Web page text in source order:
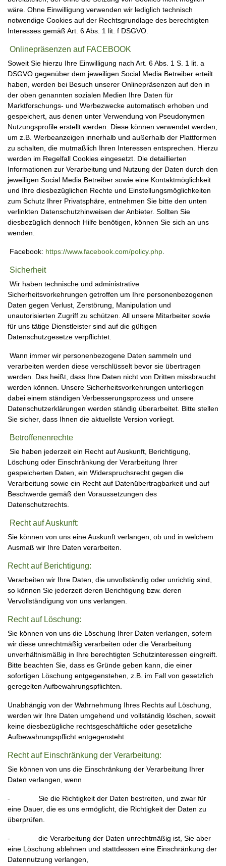
wäre. Ohne Einwilligung verwenden wir lediglich technisch
notwendige Cookies auf der Rechtsgrundlage des berechtigten
Interesses gemäß Art. 6 Abs. 1 lit. f DSGVO.
Onlinepräsenzen auf FACEBOOK
Soweit Sie hierzu Ihre Einwilligung nach Art. 6 Abs. 1 S. 1 lit. a
DSGVO gegenüber dem jeweiligen Social Media Betreiber erteilt
haben, werden bei Besuch unserer Onlinepräsenzen auf den in
der oben genannten sozialen Medien Ihre Daten für
Marktforschungs- und Werbezwecke automatisch erhoben und
gespeichert, aus denen unter Verwendung von Pseudonymen
Nutzungsprofile erstellt werden. Diese können verwendet werden,
um z.B. Werbeanzeigen innerhalb und außerhalb der Plattformen
zu schalten, die mutmaßlich Ihren Interessen entsprechen. Hierzu
werden im Regelfall Cookies eingesetzt. Die detaillierten
Informationen zur Verarbeitung und Nutzung der Daten durch den
jeweiligen Social Media Betreiber sowie eine Kontaktmöglichkeit
und Ihre diesbezüglichen Rechte und Einstellungsmöglichkeiten
zum Schutz Ihrer Privatsphäre, entnehmen Sie bitte den unten
verlinkten Datenschutzhinweisen der Anbieter. Sollten Sie
diesbezüglich dennoch Hilfe benötigen, können Sie sich an uns
wenden.
Facebook: https://www.facebook.com/policy.php
Sicherheit
Wir haben technische und administrative
Sicherheitsvorkehrungen getroffen um Ihre personenbezogenen
Daten gegen Verlust, Zerstörung, Manipulation und
unautorisierten Zugriff zu schützen. All unsere Mitarbeiter sowie
für uns tätige Dienstleister sind auf die gültigen
Datenschutzgesetze verpflichtet.
Wann immer wir personenbezogene Daten sammeln und
verarbeiten werden diese verschlüsselt bevor sie übertragen
werden. Das heißt, dass Ihre Daten nicht von Dritten missbraucht
werden können. Unsere Sicherheitsvorkehrungen unterliegen
dabei einem ständigen Verbesserungsprozess und unsere
Datenschutzerklärungen werden ständig überarbeitet. Bitte stellen
Sie sicher, dass Ihnen die aktuellste Version vorliegt.
Betroffenenrechte
Sie haben jederzeit ein Recht auf Auskunft, Berichtigung,
Löschung oder Einschränkung der Verarbeitung Ihrer
gespeicherten Daten, ein Widerspruchsrecht gegen die
Verarbeitung sowie ein Recht auf Datenübertragbarkeit und auf
Beschwerde gemäß den Voraussetzungen des
Datenschutzrechts.
Recht auf Auskunft:
Sie können von uns eine Auskunft verlangen, ob und in welchem
Ausmaß wir Ihre Daten verarbeiten.
Recht auf Berichtigung:
Verarbeiten wir Ihre Daten, die unvollständig oder unrichtig sind,
so können Sie jederzeit deren Berichtigung bzw. deren
Vervollständigung von uns verlangen.
Recht auf Löschung:
Sie können von uns die Löschung Ihrer Daten verlangen, sofern
wir diese unrechtmäßig verarbeiten oder die Verarbeitung
unverhältnismäßig in Ihre berechtigten Schutzinteressen eingreift.
Bitte beachten Sie, dass es Gründe geben kann, die einer
sofortigen Löschung entgegenstehen, z.B. im Fall von gesetzlich
geregelten Aufbewahrungspflichten.
Unabhängig von der Wahrnehmung Ihres Rechts auf Löschung,
werden wir Ihre Daten umgehend und vollständig löschen, soweit
keine diesbezügliche rechtsgeschäftliche oder gesetzliche
Aufbewahrungspflicht entgegensteht.
Recht auf Einschränkung der Verarbeitung:
Sie können von uns die Einschränkung der Verarbeitung Ihrer
Daten verlangen, wenn
- Sie die Richtigkeit der Daten bestreiten, und zwar für
eine Dauer, die es uns ermöglicht, die Richtigkeit der Daten zu
überprüfen.
- die Verarbeitung der Daten unrechtmäßig ist, Sie aber
eine Löschung ablehnen und stattdessen eine Einschränkung der
Datennutzung verlangen,